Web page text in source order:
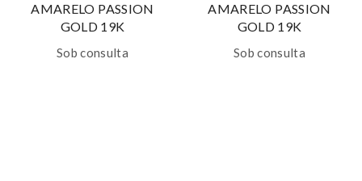
AMARELO PASSION
GOLD 19K
Sob consulta
AMARELO PASSION
GOLD 19K
Sob consulta